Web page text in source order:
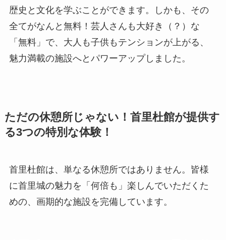
歴史と文化を学ぶことができます。しかも、その
全てがなんと無料！芸人さんも大好き（？）な
「無料」で、大人も子供もテンションが上がる、
魅力満載の施設へとパワーアップしました。
ただの休憩所じゃない！首里杜館が提供す
る3つの特別な体験！
首里杜館は、単なる休憩所ではありません。皆様
に首里城の魅力を「何倍も」楽しんでいただくた
めの、画期的な施設を完備しています。